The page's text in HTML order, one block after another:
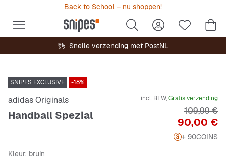
Back to School – nu shoppen!
Snelle verzending met PostNL
SNIPES EXCLUSIVE -18%
adidas Originals
Handball Spezial
incl. BTW,Gratis verzending
Prijs
90,00 €
Originele
109,99 €
+ 90COINS
Kleur: bruin